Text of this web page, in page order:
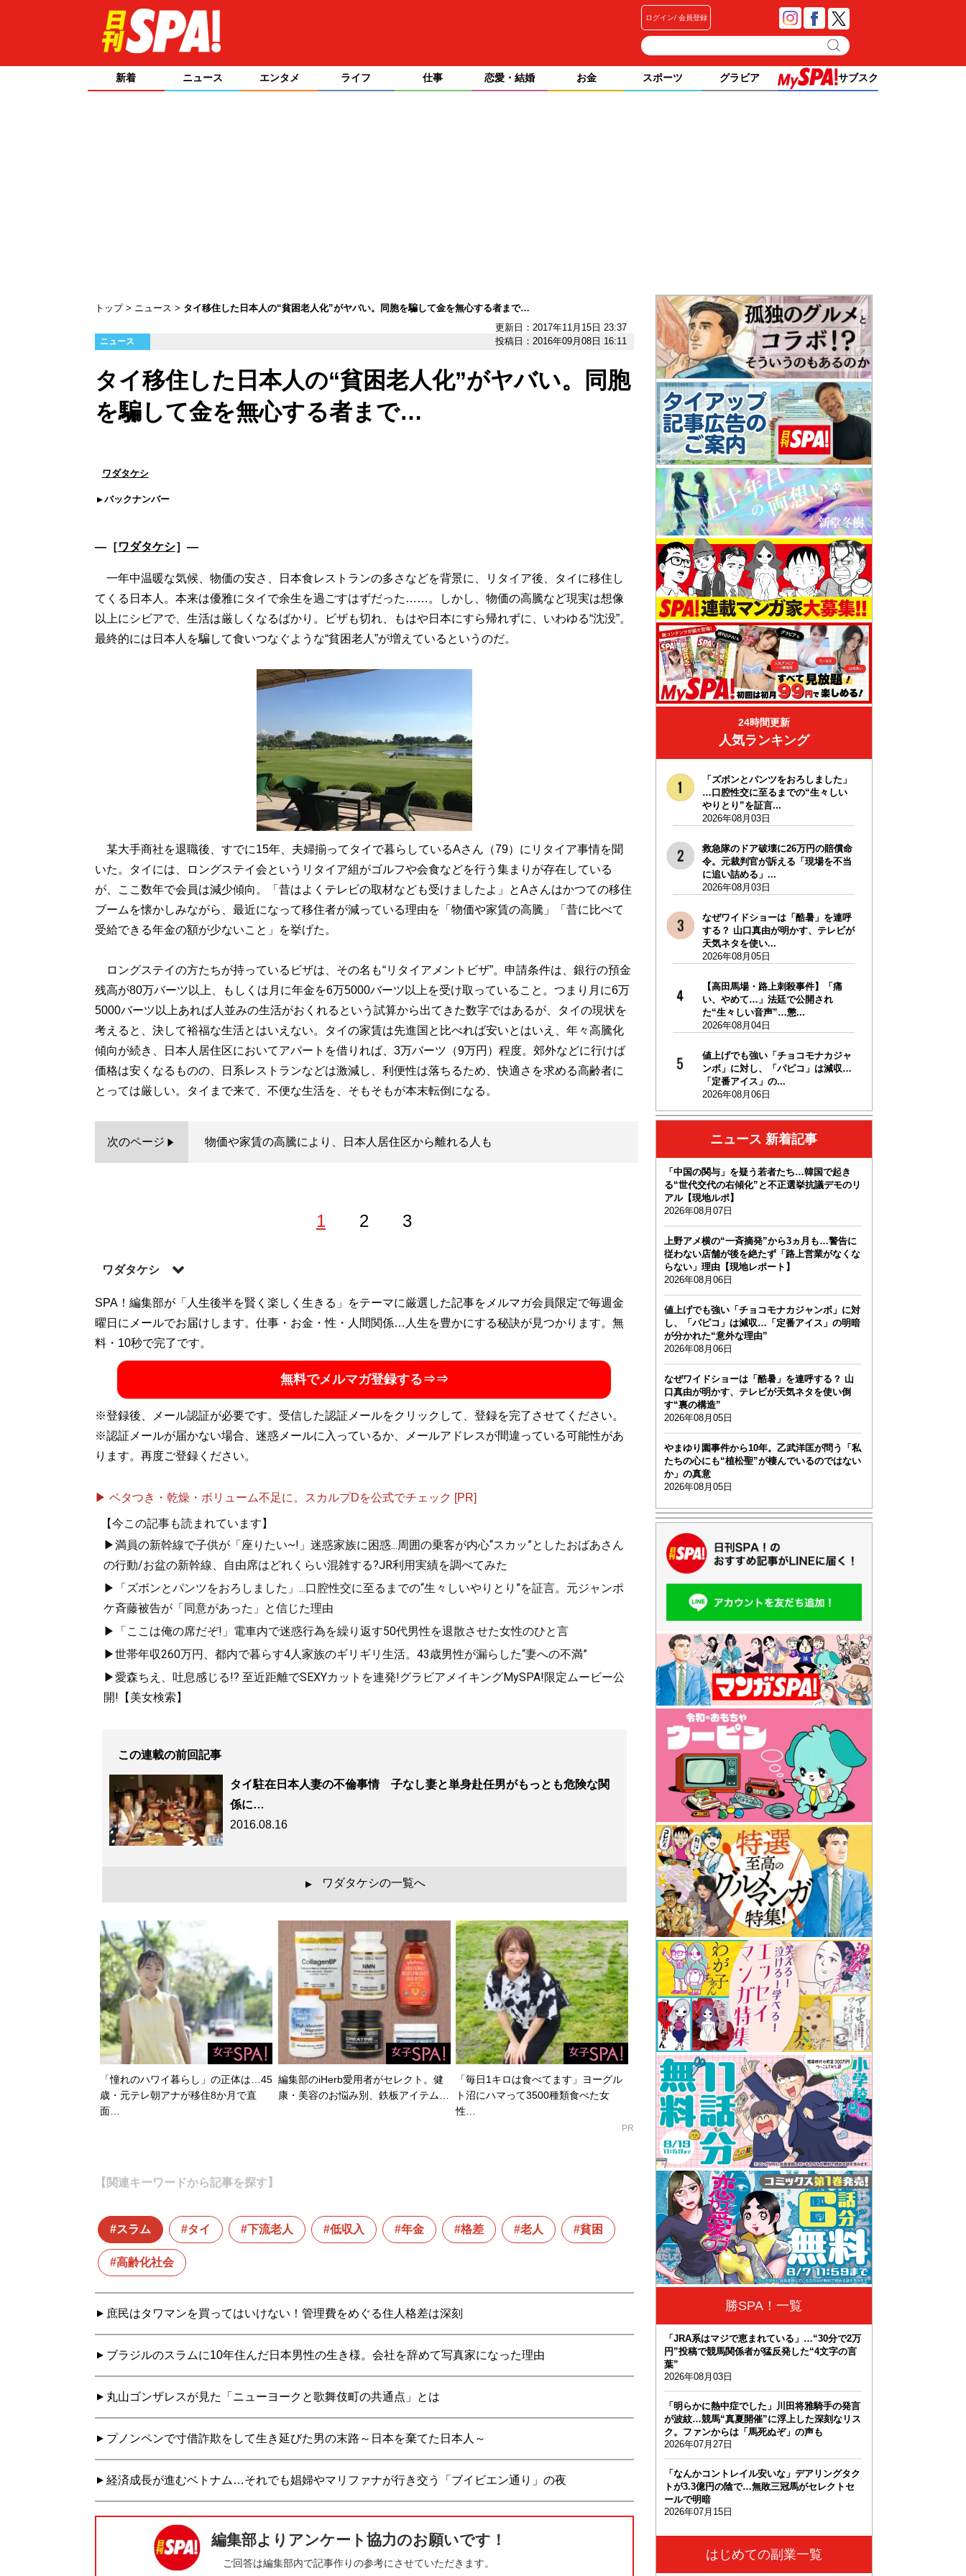
ログイン 会員登録
新着 ニュース エンタメ ライフ 仕事 恋愛・結婚 お金 スポーツ グラビア サブスク
トップ ニュース
タイ移住した日本人の“貧困老人化”がヤバい。同胞を騙して金を無心する者まで…
更新日：2017年11月15日 23:37
ニュース 投稿日：2016年09月08日 16:11
タイ移住した日本人の“貧困老人化”がヤバい。同胞
を騙して金を無心する者まで…
ワダタケシ
バックナンバー
―［ワダタケシ］―
一年中温暖な気候、物価の安さ、日本食レストランの多さなどを背景に、リタイア後、タイに移住し
てくる日本人。本来は優雅にタイで余生を過ごすはずだった……。しかし、物価の高騰など現実は想像
以上にシビアで、生活は厳しくなるばかり。ビザも切れ、もはや日本にすら帰れずに、いわゆる“沈没”。
最終的には日本人を騙して食いつなぐような“貧困老人”が増えているというのだ。
某大手商社を退職後、すでに15年、夫婦揃ってタイで暮らしているAさん（79）にリタイア事情を聞
いた。タイには、ロングステイ会というリタイア組がゴルフや会食などを行う集まりが存在している
が、ここ数年で会員は減少傾向。「昔はよくテレビの取材なども受けましたよ」とAさんはかつての移住
ブームを懐かしみながら、最近になって移住者が減っている理由を「物価や家賃の高騰」「昔に比べて
受給できる年金の額が少ないこと」を挙げた。
ロングステイの方たちが持っているビザは、その名も“リタイアメントビザ”。申請条件は、銀行の預金
残高が80万バーツ以上、もしくは月に年金を6万5000バーツ以上を受け取っていること。つまり月に6万
5000バーツ以上あれば人並みの生活がおくれるという試算から出てきた数字ではあるが、タイの現状を
考えると、決して裕福な生活とはいえない。タイの家賃は先進国と比べれば安いとはいえ、年々高騰化
傾向が続き、日本人居住区においてアパートを借りれば、3万バーツ（9万円）程度。郊外などに行けば
価格は安くなるものの、日系レストランなどは激減し、利便性は落ちるため、快適さを求める高齢者に
とっては厳しい。タイまで来て、不便な生活を、そもそもが本末転倒になる。
次のページ 物価や家賃の高騰により、日本人居住区から離れる人も
1 2 3
ワダタケシ
記事一覧へ
SPA！編集部が「人生後半を賢く楽しく生きる」をテーマに厳選した記事をメルマガ会員限定で毎週金
曜日にメールでお届けします。仕事・お金・性・人間関係…人生を豊かにする秘訣が見つかります。無
料・10秒で完了です。
無料でメルマガ登録する⇒⇒
※登録後、メール認証が必要です。受信した認証メールをクリックして、登録を完了させてください。
※認証メールが届かない場合、迷惑メールに入っているか、メールアドレスが間違っている可能性があ
ります。再度ご登録ください。
▶ ベタつき・乾燥・ボリューム不足に。スカルプDを公式でチェック [PR]
【今この記事も読まれています】
▶満員の新幹線で子供が「座りたい~!」迷惑家族に困惑...周囲の乗客が内心“スカッ”としたおばあさん
の行動/お盆の新幹線、自由席はどれくらい混雑する?JR利用実績を調べてみた
▶「ズボンとパンツをおろしました」...口腔性交に至るまでの“生々しいやりとり”を証言。元ジャンポ
ケ斉藤被告が「同意があった」と信じた理由
▶「ここは俺の席だぞ!」電車内で迷惑行為を繰り返す50代男性を退散させた女性のひと言
▶世帯年収260万円、都内で暮らす4人家族のギリギリ生活。43歳男性が漏らした“妻への不満”
▶愛森ちえ、吐息感じる!? 至近距離でSEXYカットを連発!グラビアメイキングMySPA!限定ムービー公
開!【美女検索】
この連載の前回記事
タイ駐在日本人妻の不倫事情 子なし妻と単身赴任男がもっとも危険な関
係に…
2016.08.16
▲ ワダタケシの一覧へ
「憧れのハワイ暮らし」の正体は…45
歳・元テレ朝アナが移住8か月で直
面…
編集部のiHerb愛用者がセレクト。健
康・美容のお悩み別、鉄板アイテム…
「毎日1キロは食べてます」ヨーグル
ト沼にハマって3500種類食べた女
性…
PR
【関連キーワードから記事を探す】
スラム タイ 下流老人 低収入 年金 格差 老人 貧困
高齢化社会
庶民はタワマンを買ってはいけない！管理費をめぐる住人格差は深刻
ブラジルのスラムに10年住んだ日本男性の生き様。会社を辞めて写真家になった理由
丸山ゴンザレスが見た「ニューヨークと歌舞伎町の共通点」とは
プノンペンで寸借詐欺をして生き延びた男の末路～日本を棄てた日本人～
経済成長が進むベトナム…それでも娼婦やマリファナが行き交う「ブイビエン通り」の夜
24時間更新
人気ランキング
「ズボンとパンツをおろしました」
…口腔性交に至るまでの“生々しい
やりとり”を証言...
2026年08月03日
救急隊のドア破壊に26万円の賠償命
令。元裁判官が訴える「現場を不当
に追い詰める」...
2026年08月03日
なぜワイドショーは「酷暑」を連呼
する？ 山口真由が明かす、テレビが
天気ネタを使い...
2026年08月05日
【高田馬場・路上刺殺事件】「痛
い、やめて…」法廷で公開され
た“生々しい音声”…懲...
2026年08月04日
値上げでも強い「チョコモナカジャ
ンボ」に対し、「パピコ」は減収…
「定番アイス」の...
2026年08月06日
ニュース 新着記事
「中国の関与」を疑う若者たち…韓国で起き
る“世代交代の右傾化”と不正選挙抗議デモのリ
アル【現地ルポ】
2026年08月07日
上野アメ横の“一斉摘発”から3ヵ月も…警告に
従わない店舗が後を絶たず「路上営業がなくな
らない」理由【現地レポート】
2026年08月06日
値上げでも強い「チョコモナカジャンボ」に対
し、「パピコ」は減収…「定番アイス」の明暗
が分かれた“意外な理由”
2026年08月06日
なぜワイドショーは「酷暑」を連呼する？ 山
口真由が明かす、テレビが天気ネタを使い倒
す“裏の構造”
2026年08月05日
やまゆり園事件から10年。乙武洋匡が問う「私
たちの心にも“植松聖”が棲んでいるのではない
か」の真意
2026年08月05日
勝SPA！一覧
「JRA系はマジで恵まれている」…“30分で2万
円”投稿で競馬関係者が猛反発した“4文字の言
葉”
2026年08月03日
「明らかに熱中症でした」川田将雅騎手の発言
が波紋…競馬“真夏開催”に浮上した深刻なリス
ク。ファンからは「馬死ぬぞ」の声も
2026年07月27日
「なんかコントレイル安いな」デアリングタク
トが3.3億円の陰で…無敗三冠馬がセレクトセ
ールで明暗
2026年07月15日
はじめての副業一覧